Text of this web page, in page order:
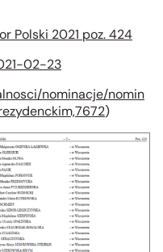
Polski 2021 poz. 424
02-23
nominacje/nomin
)